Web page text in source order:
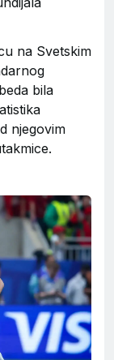
na Svetskim
bila
njegovim